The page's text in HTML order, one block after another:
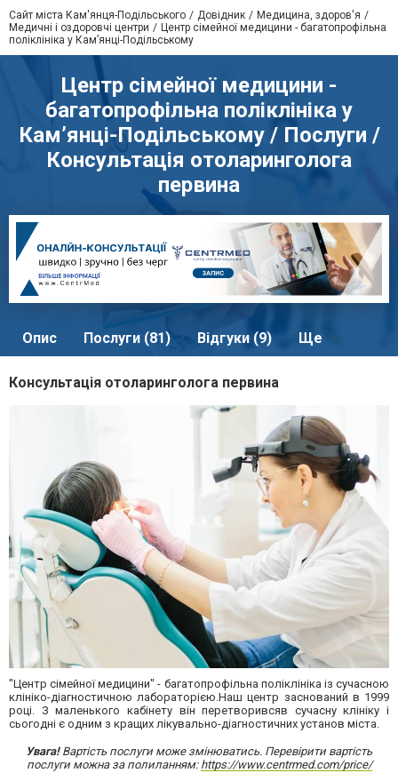
Сайт міста Кам'янця-Подільського Довідник
Медицина, здоров'я
Медичні і оздоровчі центри
Центр сімейної медицини - багатопрофільна
поліклініка у Кам’янці-Подільському
Центр сімейної медицини -
багатопрофільна поліклініка у
Кам’янці-Подільському / Послуги /
Консультація отоларинголога
первина
Опис Послуги (81) Відгуки (9) Ще
Консультація отоларинголога первина
"Центр сімейної медицини" - багатопрофільна поліклініка із сучасною
клініко-діагностичною лабораторією.Наш центр заснований в 1999
році. З маленького кабінету він перетворивсяв сучасну клініку і
сьогодні є одним з кращих лікувально-діагностичних установ міста.
Увага! Вартість послуги може змінюватись. Перевірити вартість
послуги можна за полиланням: https://www.centrmed.com/price/